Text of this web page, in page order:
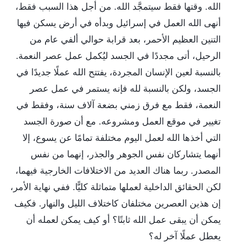
الله. وقتها فقط سيتمجَّد الله. من أجل هذا السبب فقط،
أنهى الله العمل في إسرائيل وبدأه في أرض يسكن فيها
التنين العظيم الأحمر، بعد قرابة حوالي ألفي عام من
الرحيل، أتى مجددًا في الجسد ليُكمل عمل عصر النعمة.
بالنسبة لعين الإنسان المجردة، يفتتح الله عملًا جديدًا في
الجسد، ولكن بالنسبة لله فإنه يستمر في عمل عصر
النعمة، فقط مع فرق زمني بضعة آلاف سنة، وفقط في
تغيير في موقع العمل ومشروعه. مع أن صورة الجسد
التي أخذها الله لعمل اليوم مختلفة تمامًا عن يسوع، إلا
أنهما يتشاركان نفس الجوهر والجذر، إنهما من نفس
المصدر. ربما هناك العديد من الاختلافات الخارجية فيهما،
لكن الحقائق الداخلية لعملها متماثلة كليًّا. ففي نهاية الأمر،
إن هذين العصرين مختلفان كاختلاف الليل والنهار. فكيف
يمكن أن يبقى عمل الله ثابتًا؟ أو كيف يمكن لعمله أن
يعطل عملًا آخر له؟